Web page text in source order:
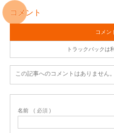
コメント
コメン
トラックバックは
この記事へのコメントはありません。
名前 ( 必須 )